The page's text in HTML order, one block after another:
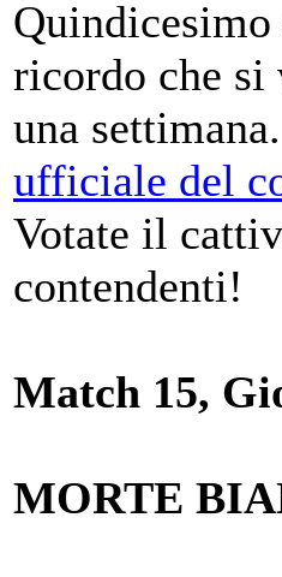
ricordo che
una
ufficiale del
Votate il
contendenti!
Match 15,
MORTE